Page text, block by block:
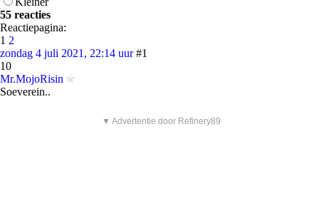
55 reacties
Reactiepagina:
1 2
zondag 4 juli 2021, 22:14 uur #1
10
Mr.MojoRisin
Soeverein..
▼ Advertentie door Refinery89